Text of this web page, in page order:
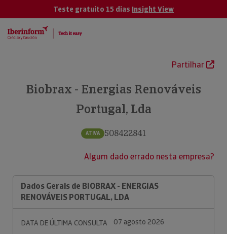
Teste gratuito 15 dias Insight View
Partilhar
Biobrax - Energias Renováveis
Portugal, Lda
ATIVA 508422841
Algum dado errado nesta empresa?
Dados Gerais de BIOBRAX - ENERGIAS
RENOVÁVEIS PORTUGAL, LDA
DATA DE ÚLTIMA CONSULTA
07 agosto 2026